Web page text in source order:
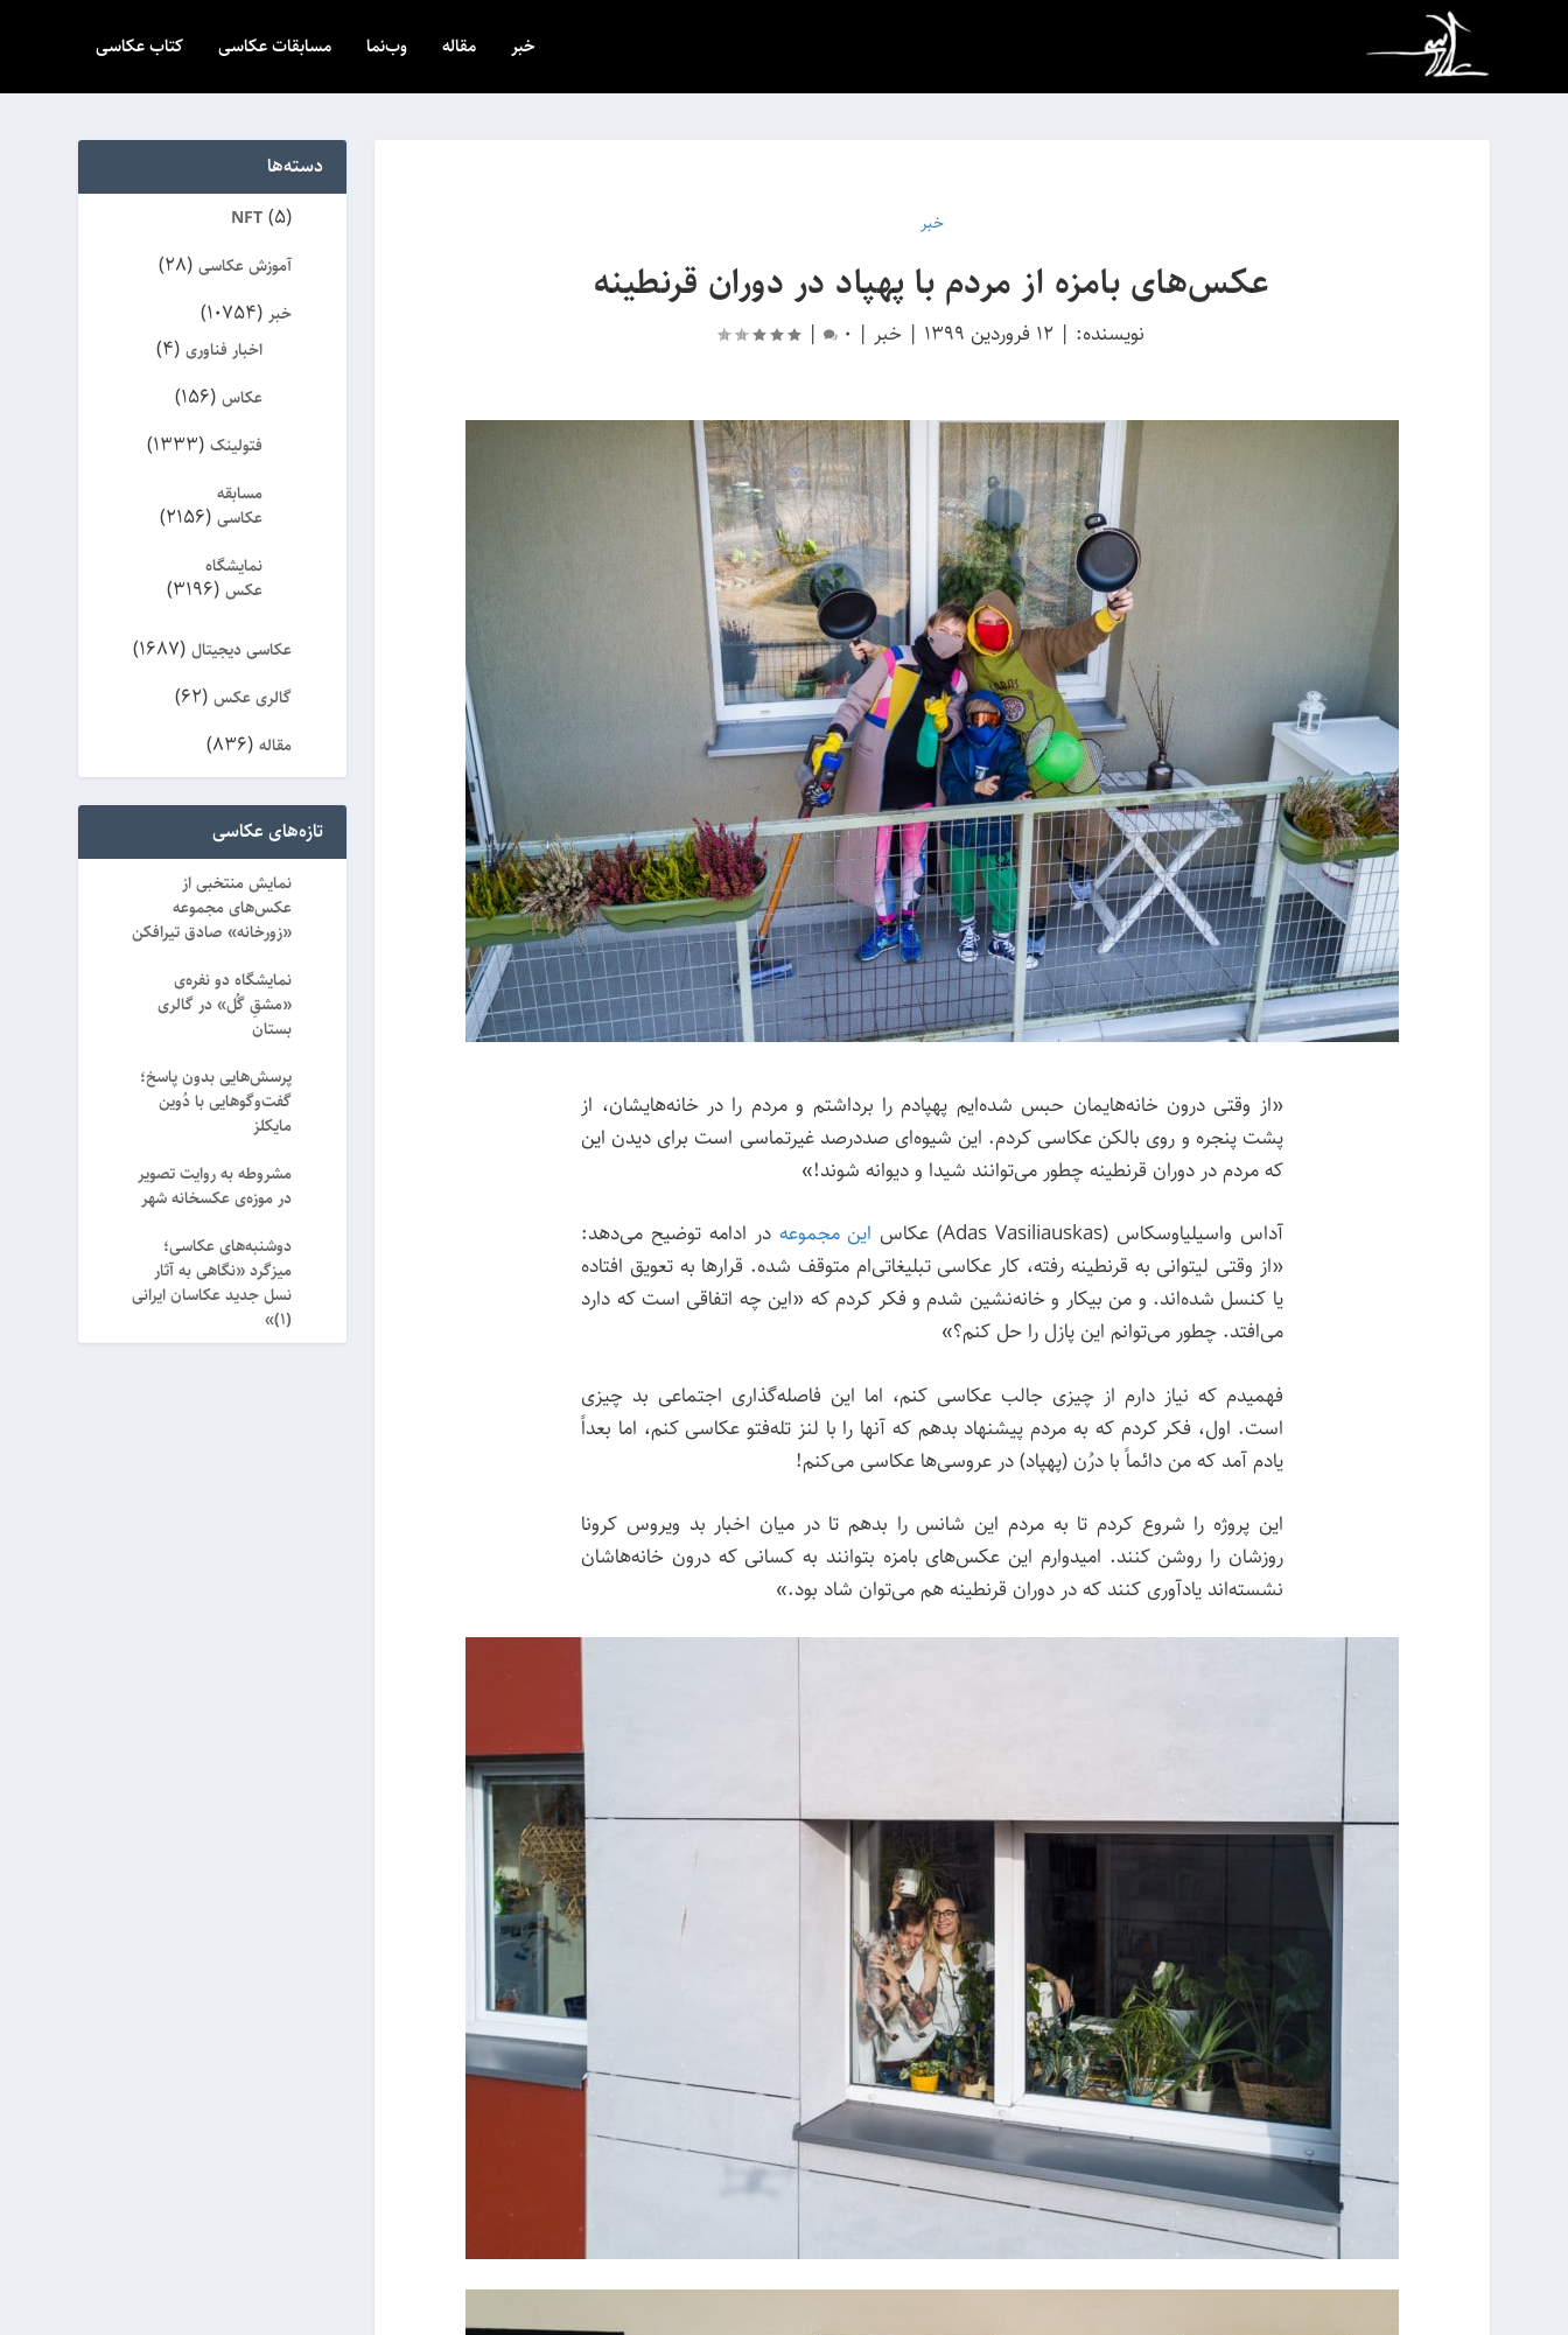
خبر مقاله وب‌نما مسابقات عکاسی کتاب عکاسی
خبر
عکس‌های بامزه از مردم با پهپاد در دوران قرنطینه
نویسنده: | 12 فروردین 1399 |خبر |
0
|
«از وقتی درون خانه‌هایمان حبس شده‌ایم پهپادم را برداشتم و مردم را در خانه‌هایشان، از
پشت پنجره و روی بالکن عکاسی کردم. این شیوه‌ای صددرصد غیرتماسی است برای دیدن این
که مردم در دوران قرنطینه چطور می‌توانند شیدا و دیوانه شوند!»
آداس واسیلیاوسکاس (Adas Vasiliauskas) عکاس این مجموعه در ادامه توضیح می‌دهد:
«از وقتی لیتوانی به قرنطینه رفته، کار عکاسی تبلیغاتی‌ام متوقف شده. قرارها به تعویق افتاده
یا کنسل شده‌اند. و من بیکار و خانه‌نشین شدم و فکر کردم که «این چه اتفاقی است که دارد
می‌افتد. چطور می‌توانم این پازل را حل کنم؟»
فهمیدم که نیاز دارم از چیزی جالب عکاسی کنم، اما این فاصله‌گذاری اجتماعی بد چیزی
است. اول، فکر کردم که به مردم پیشنهاد بدهم که آنها را با لنز تله‌فتو عکاسی کنم، اما بعداً
یادم آمد که من دائماً با درُن (پهپاد) در عروسی‌ها عکاسی می‌کنم!
این پروژه را شروع کردم تا به مردم این شانس را بدهم تا در میان اخبار بد ویروس کرونا
روزشان را روشن کنند. امیدوارم این عکس‌های بامزه بتوانند به کسانی که درون خانه‌هاشان
نشسته‌اند یادآوری کنند که در دوران قرنطینه هم می‌توان شاد بود.»
دسته‌ها
NFT (5)
آموزش عکاسی(28)
خبر (10754)
اخبار فناوری(4)
عکاس(156)
فتولینک(1333)
مسابقه
عکاسی(2156)
نمایشگاه
عکس(3196)
عکاسی دیجیتال(1687)
گالری عکس(62)
مقاله(836)
تازه‌های عکاسی
نمایش منتخبی از
عکس‌های مجموعه
«زورخانه» صادق تیرافکن
نمایشگاه دو نفره‌ی
«مشقِ گُل» در گالری
بستان
پرسش‌هایی بدون پاسخ؛
گفت‌وگوهایی با دُوین
مایکلز
مشروطه به روایت تصویر
در موزه‌ی عکسخانه شهر
دوشنبه‌های عکاسی؛
میزگرد «نگاهی به آثار
نسل جدید عکاسان ایرانی
(۱)»